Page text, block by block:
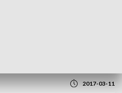
2017-03-11